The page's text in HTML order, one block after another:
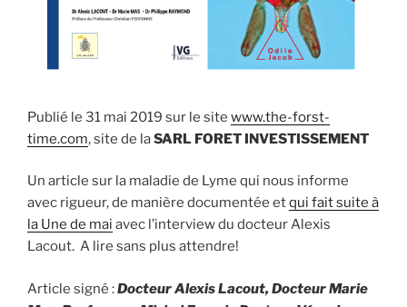
Publié le 31 mai 2019 sur le site www.the-forst-
time.com, site de laSARL FORET INVESTISSEMENT
Un article sur la maladie de Lyme qui nous informe
avec rigueur, de manière documentée etqui fait suite à
la Une de mai avec l’interview du docteur Alexis
Lacout. A lire sans plus attendre!
Article signé :Docteur Alexis Lacout, Docteur Marie